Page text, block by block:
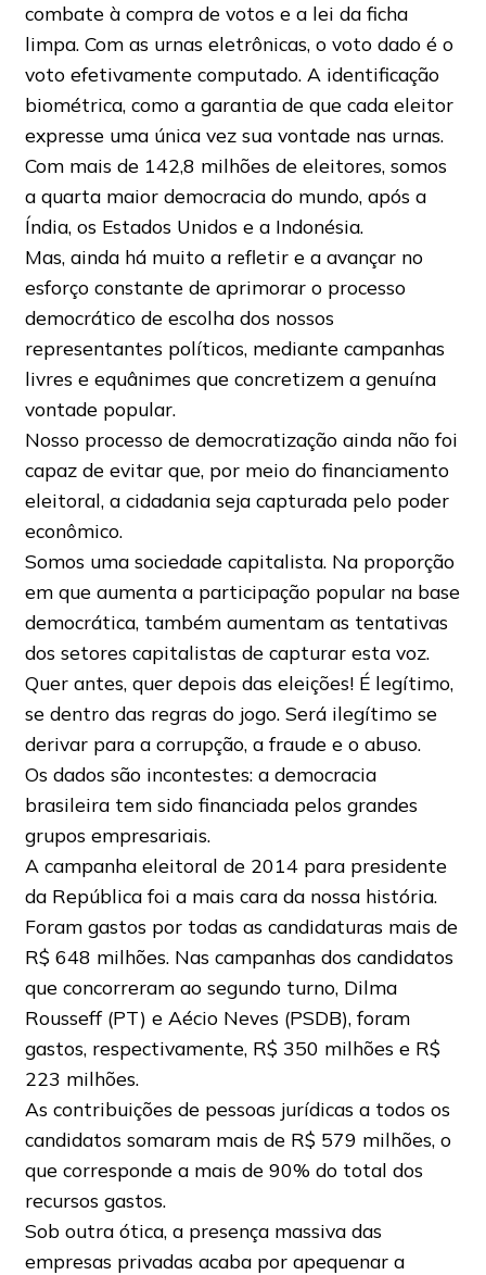
combate à compra de votos e a lei da ficha
limpa. Com as urnas eletrônicas, o voto dado é o
voto efetivamente computado. A identificação
biométrica, como a garantia de que cada eleitor
expresse uma única vez sua vontade nas urnas.
Com mais de 142,8 milhões de eleitores, somos
a quarta maior democracia do mundo, após a
Índia, os Estados Unidos e a Indonésia.
Mas, ainda há muito a refletir e a avançar no
esforço constante de aprimorar o processo
democrático de escolha dos nossos
representantes políticos, mediante campanhas
livres e equânimes que concretizem a genuína
vontade popular.
Nosso processo de democratização ainda não foi
capaz de evitar que, por meio do financiamento
eleitoral, a cidadania seja capturada pelo poder
econômico.
Somos uma sociedade capitalista. Na proporção
em que aumenta a participação popular na base
democrática, também aumentam as tentativas
dos setores capitalistas de capturar esta voz.
Quer antes, quer depois das eleições! É legítimo,
se dentro das regras do jogo. Será ilegítimo se
derivar para a corrupção, a fraude e o abuso.
Os dados são incontestes: a democracia
brasileira tem sido financiada pelos grandes
grupos empresariais.
A campanha eleitoral de 2014 para presidente
da República foi a mais cara da nossa história.
Foram gastos por todas as candidaturas mais de
R$ 648 milhões. Nas campanhas dos candidatos
que concorreram ao segundo turno, Dilma
Rousseff (PT) e Aécio Neves (PSDB), foram
gastos, respectivamente, R$ 350 milhões e R$
223 milhões.
As contribuições de pessoas jurídicas a todos os
candidatos somaram mais de R$ 579 milhões, o
que corresponde a mais de 90% do total dos
recursos gastos.
Sob outra ótica, a presença massiva das
empresas privadas acaba por apequenar a